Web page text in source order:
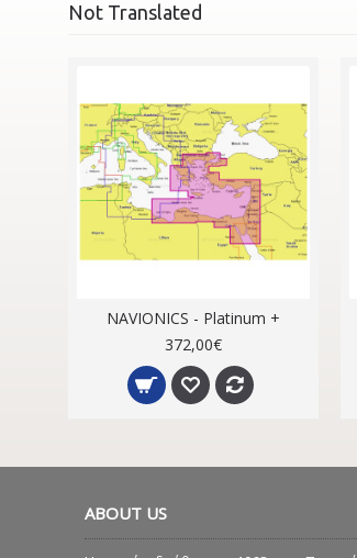
Not Translated
NAVIONICS - Platinum +
372,00€
ABOUT US